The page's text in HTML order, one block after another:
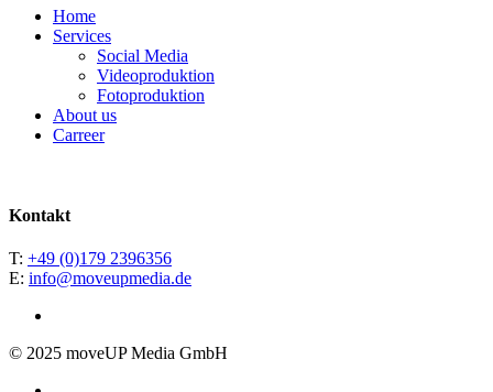
Close
Menu
Home
Services
Social Media
Videoproduktion
Fotoproduktion
About us
Carreer
Kontakt
T: +49 (0)179 2396356
E: info@moveupmedia.de
© 2025 moveUP Media GmbH